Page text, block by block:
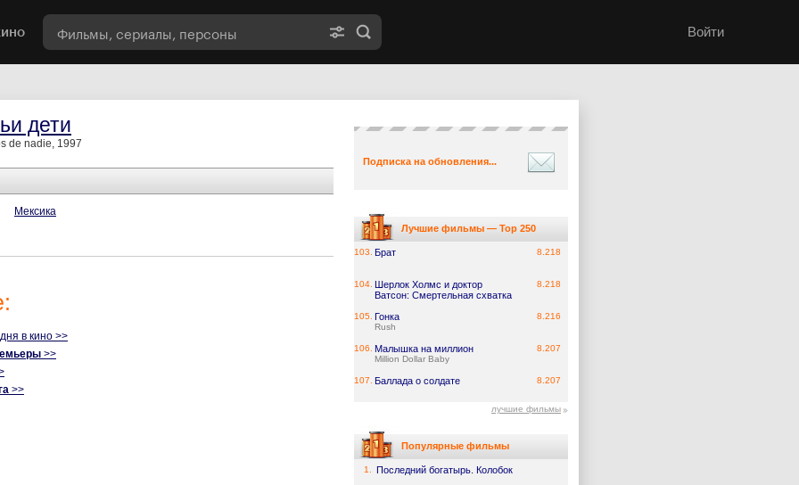
Войти
дети
de nadie, 1997
Мексика
в кино >>
>>
>>
Подписка на обновления...
Лучшие фильмы — Top 250
103. Брат 8.218
104. Шерлок Холмс и доктор
Ватсон: Смертельная схватка
8.218
105. Гонка
Rush
8.216
106. Малышка на миллион
Million Dollar Baby
8.207
107. Баллада о солдате 8.207
лучшие фильмы
Популярные фильмы
1. Последний богатырь. Колобок